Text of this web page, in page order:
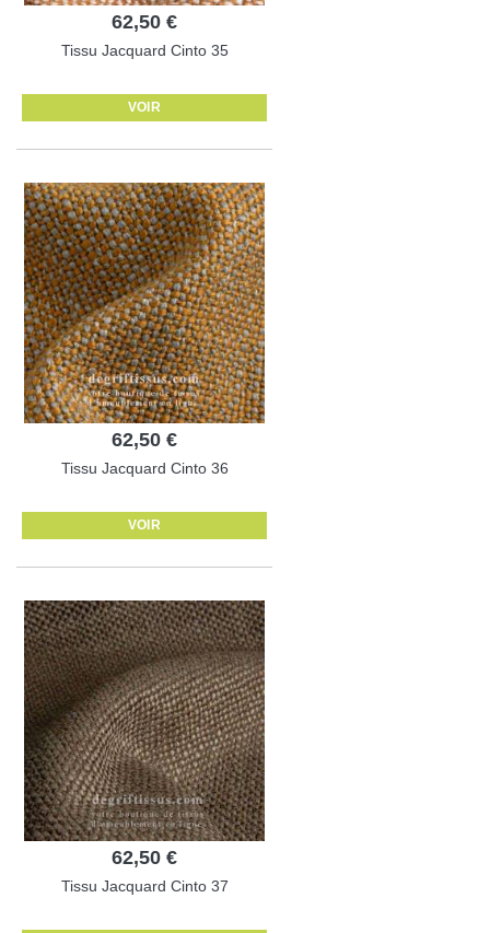
62,50 €
Tissu Jacquard Cinto 35
VOIR
62,50 €
Tissu Jacquard Cinto 36
VOIR
62,50 €
Tissu Jacquard Cinto 37